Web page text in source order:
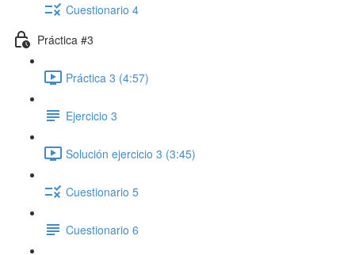
Cuestionario 4
Práctica #3
Práctica 3 (4:57)
Ejercicio 3
Solución ejercicio 3 (3:45)
Cuestionario 5
Cuestionario 6